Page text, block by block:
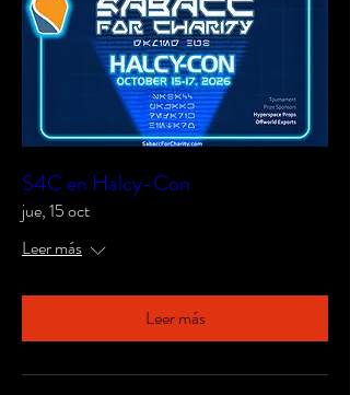
S4C en Halcy-Con
jue, 15 oct
Leer más
Leer más